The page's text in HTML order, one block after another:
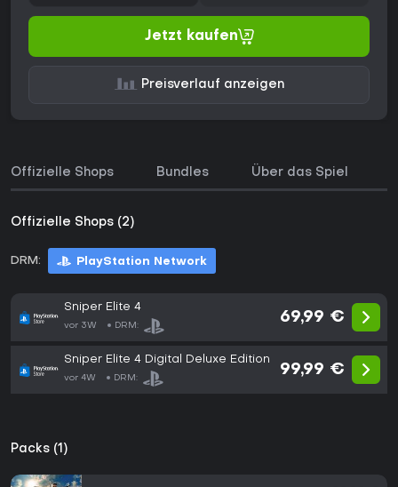
Jetzt kaufen
Preisverlauf anzeigen
Offizielle Shops Bundles Über das Spiel
Offizielle Shops (2)
DRM: PlayStation Network
Sniper Elite 4
vor 3W DRM:
69,99 €
Sniper Elite 4 Digital Deluxe Edition
vor 4W DRM:
99,99 €
Packs (1)